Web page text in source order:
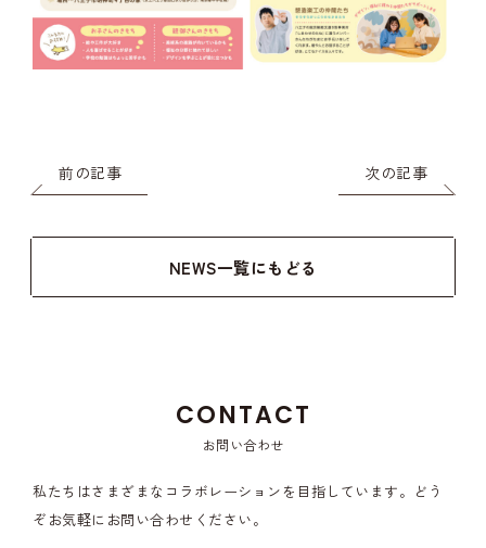
前の記事 次の記事
NEWS一覧にもどる
CONTACT
お問い合わせ
私たちはさまざまなコラボレーションを目指しています。 どう
ぞお気軽にお問い合わせください。